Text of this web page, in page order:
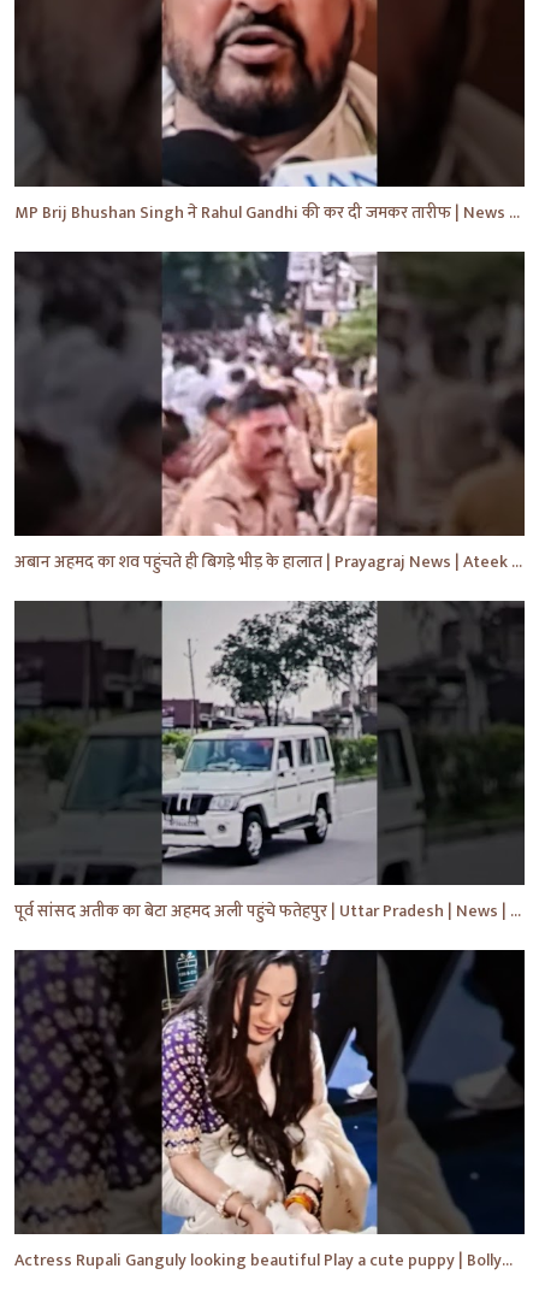
MP Brij Bhushan Singh ने Rahul Gandhi की कर दी जमकर तारीफ | News | Breaking | #shorts #yt #news
अबान अहमद का शव पहुंचते ही बिगड़े भीड़ के हालात | Prayagraj News | Ateek Ahmad | #shorts #yt #news
पूर्व सांसद अतीक का बेटा अहमद अली पहुंचे फतेहपुर | Uttar Pradesh | News | #shorts #yt #news #upnews
Actress Rupali Ganguly looking beautiful Play a cute puppy | Bollywood | Bollywood News #shorts #yt